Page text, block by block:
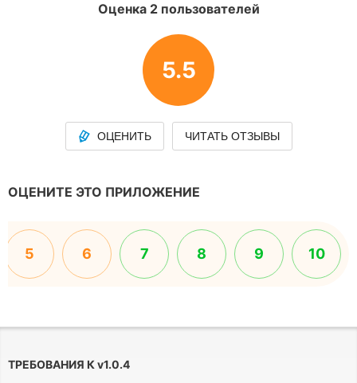
Оценка 2 пользователей
5.5
ОЦЕНИТЬ ЧИТАТЬ ОТЗЫВЫ
ОЦЕНИТЕ ЭТО ПРИЛОЖЕНИЕ
5 6 7 8 9 10
ТРЕБОВАНИЯ К v1.0.4